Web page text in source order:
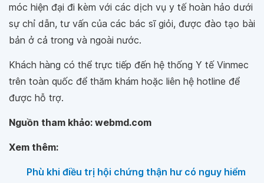
móc hiện đại đi kèm với các dịch vụ y tế hoàn hảo dưới
sự chỉ dẫn, tư vấn của các bác sĩ giỏi, được đào tạo bài
bản ở cả trong và ngoài nước.
Khách hàng có thể trực tiếp đến hệ thống Y tế Vinmec
trên toàn quốc để thăm khám hoặc liên hệ hotline để
được hỗ trợ.
Nguồn tham khảo: webmd.com
Xem thêm:
Phù khi điều trị hội chứng thận hư có nguy hiểm